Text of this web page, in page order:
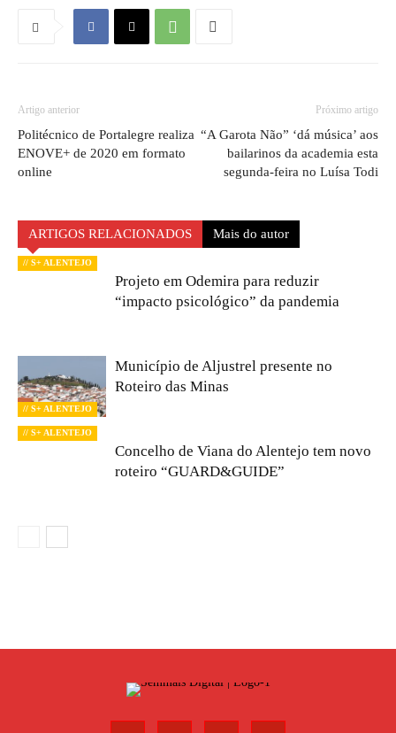
Artigo anterior
Politécnico de Portalegre realiza
ENOVE+ de 2020 em formato
online
Próximo artigo
“A Garota Não” ‘dá música’ aos
bailarinos da academia esta
segunda-feira no Luísa Todi
ARTIGOS RELACIONADOS Mais do autor
// S+ ALENTEJO
Projeto em Odemira para reduzir
“impacto psicológico” da pandemia
// S+ ALENTEJO
Município de Aljustrel presente no
Roteiro das Minas
// S+ ALENTEJO
Concelho de Viana do Alentejo tem novo
roteiro “GUARD&GUIDE”